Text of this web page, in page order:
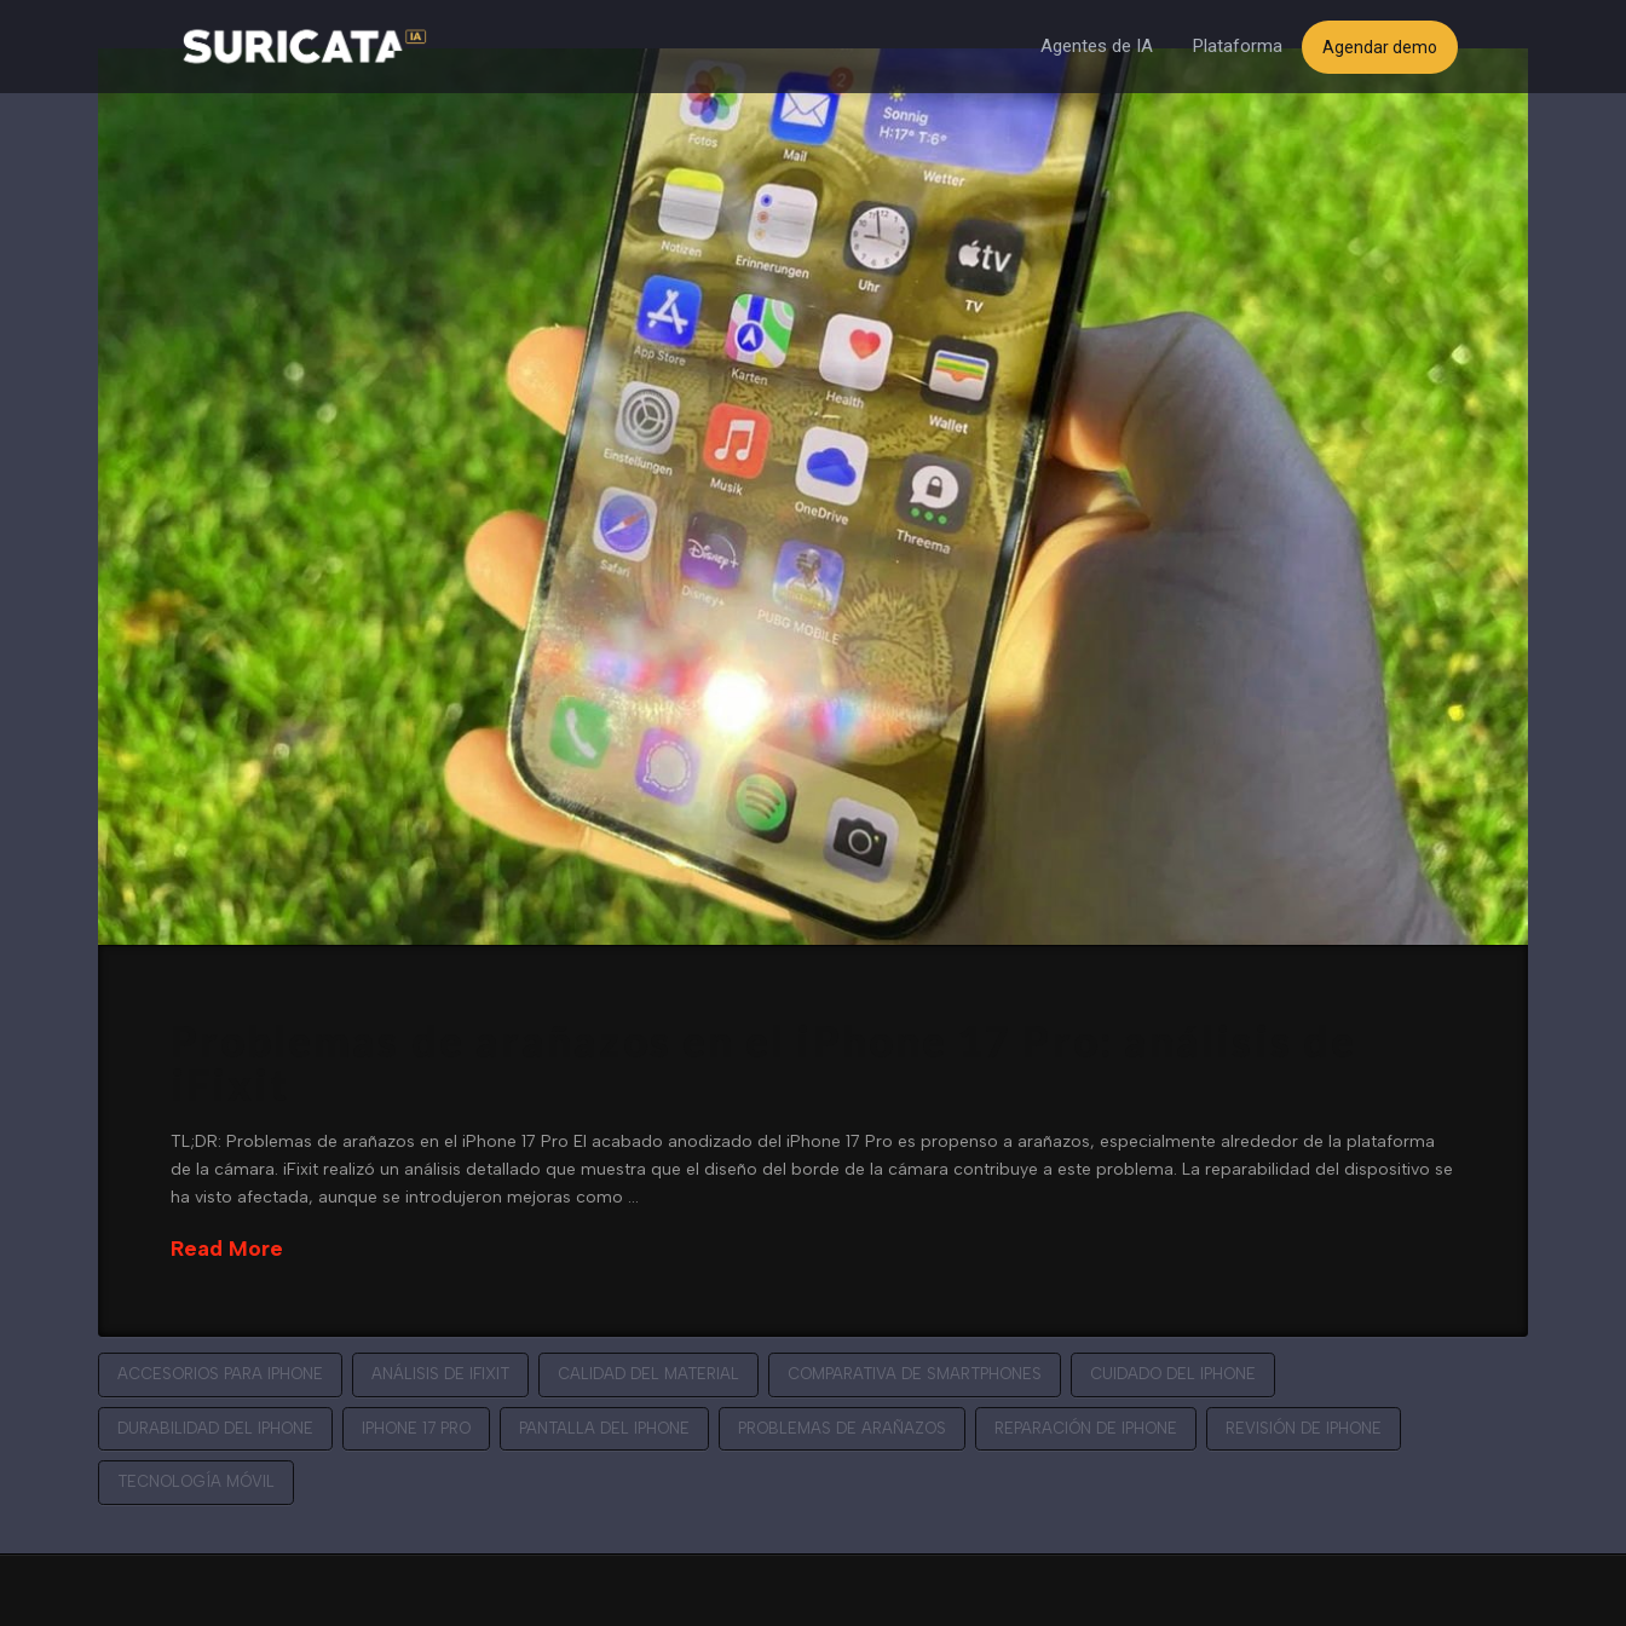
Agentes de IA Plataforma Agendar demo
TL;DR: Problemas de arañazos en el iPhone 17 Pro El acabado anodizado del iPhone 17 Pro es propenso a arañazos, especialmente alrededor de la plataforma
de la cámara. iFixit realizó un análisis detallado que muestra que el diseño del borde de la cámara contribuye a este problema. La reparabilidad del dispositivo se
ha visto afectada, aunque se introdujeron mejoras como …
Read More
ACCESORIOS PARA IPHONE ANÁLISIS DE IFIXIT CALIDAD DEL MATERIAL COMPARATIVA DE SMARTPHONES CUIDADO DEL IPHONE
DURABILIDAD DEL IPHONE IPHONE 17 PRO PANTALLA DEL IPHONE PROBLEMAS DE ARAÑAZOS REPARACIÓN DE IPHONE REVISIÓN DE IPHONE
TECNOLOGÍA MÓVIL